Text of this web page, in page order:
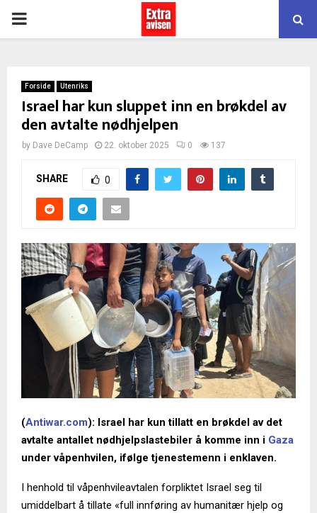
PRIMARY
Forside Utenriks
Israel har kun sluppet inn en brøkdel av
den avtalte nødhjelpen
by Dave DeCamp 22. oktober 2025 0 137
SHARE 0
(Antiwar.com): Israel har kun tillatt en brøkdel av det
avtalte antallet nødhjelpslastebiler å komme inn i Gaza
under våpenhvilen, ifølge tjenestemenn i enklaven.
I henhold til våpenhvileavtalen forpliktet Israel seg til
umiddelbart å tillate «full innføring av humanitær hjelp og